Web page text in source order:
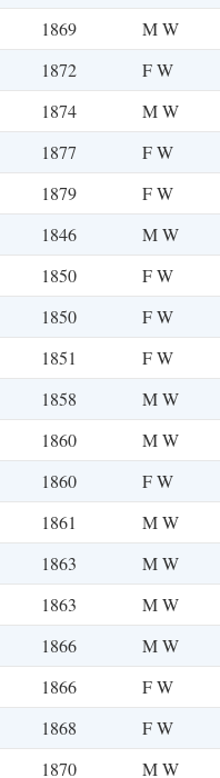
1869
M W
1872
F W
1874
M W
1877
F W
1879
F W
1846
M W
1850
F W
1850
F W
1851
F W
1858
M W
1860
M W
1860
F W
1861
M W
1863
M W
1863
M W
1866
M W
1866
F W
1868
F W
1870
M W